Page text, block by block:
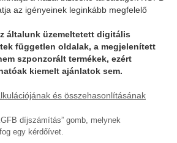
az igényeinek leginkább megfelelő
z általunk üzemeltetett digitális
független oldalak, a megjelenített
szponzorált termékek, ezért
kiemelt ajánlatok sem.
és összehasonlításának
díjszámítás” gomb, melynek
egy kérdőívet.